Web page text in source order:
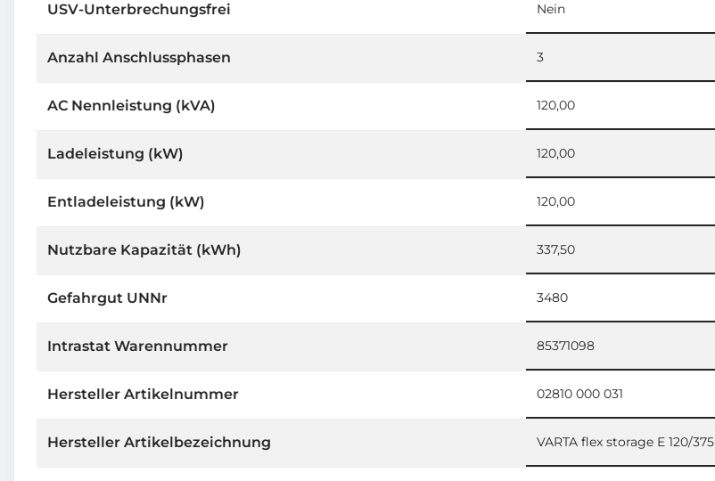
USV-Unterbrechungsfrei Nein
Anzahl Anschlussphasen 3
AC Nennleistung (kVA) 120,00
Ladeleistung (kW) 120,00
Entladeleistung (kW) 120,00
Nutzbare Kapazität (kWh) 337,50
Gefahrgut UNNr 3480
Intrastat Warennummer 85371098
Hersteller Artikelnummer 02810 000 031
Hersteller Artikelbezeichnung VARTA flex storage E 120/375